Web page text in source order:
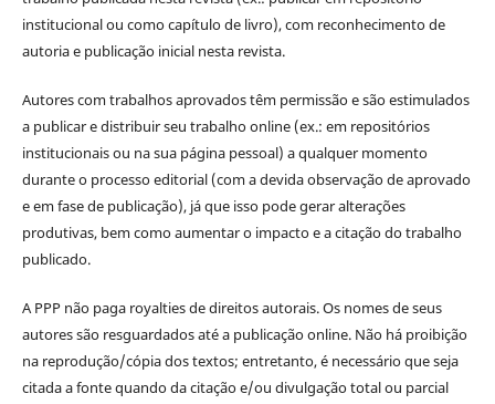
institucional ou como capítulo de livro), com reconhecimento de
autoria e publicação inicial nesta revista.
Autores com trabalhos aprovados têm permissão e são estimulados
a publicar e distribuir seu trabalho online (ex.: em repositórios
institucionais ou na sua página pessoal) a qualquer momento
durante o processo editorial (com a devida observação de aprovado
e em fase de publicação), já que isso pode gerar alterações
produtivas, bem como aumentar o impacto e a citação do trabalho
publicado.
A PPP não paga royalties de direitos autorais. Os nomes de seus
autores são resguardados até a publicação online. Não há proibição
na reprodução/cópia dos textos; entretanto, é necessário que seja
citada a fonte quando da citação e/ou divulgação total ou parcial